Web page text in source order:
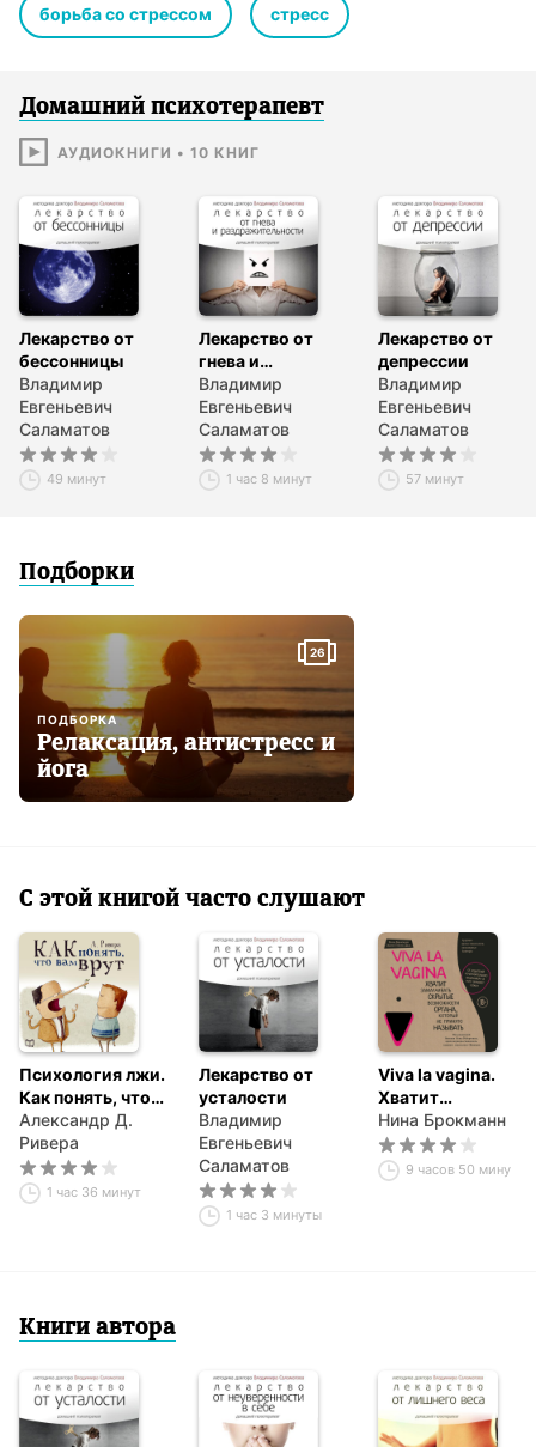
борьба со стрессом стресс
Домашний психотерапевт
АУДИОКНИГИ • 10 КНИГ
Лекарство от
бессонницы
Владимир
Евгеньевич
Саламатов
49 минут
Лекарство от
гнева и
раздражительности
Владимир
Евгеньевич
Саламатов
1 час 8 минут
Лекарство от
депрессии
Владимир
Евгеньевич
Саламатов
57 минут
Подборки
26
ПОДБОРКА
Релаксация, антистресс и
йога
С этой книгой часто слушают
Психология лжи.
Как понять, что
вам врут
Александр Д.
Ривера
1 час 36 минут
Лекарство от
усталости
Владимир
Евгеньевич
Саламатов
1 час 3 минуты
Viva la vagina.
Хватит
замалчивать
скрытые
возможности
органа, который
Нина Брокманн
9 часов 50 минут
Книги автора